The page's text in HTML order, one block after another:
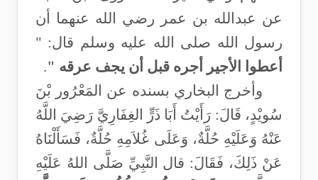
عن عبدالله بن عمر رضي الله عنهما أن
رسول الله صلى الله عليه وسلم قال: "
أعطوا الأجير أجره قبل أن يجف عرقه "
.
وأخرج البخاري بسنده عن المَعْرُور بْنَ
سُويْدٍ، قَالَ: رَأَيْتُ أَبَا ذَرٍّ الغِفَارِيَّ رَضِيَ اللَّهُ
عَنْهُ وَعَلَيْهِ حُلَّةٌ، وَعَلَى غُلاَمِهِ حُلَّةٌ، فَسَأَلْنَاهُ
عَنْ ذَلِكَ، فَقَالَ: قال النَّبِيِّ صَلَّى اللهُ عَلَيْهِ